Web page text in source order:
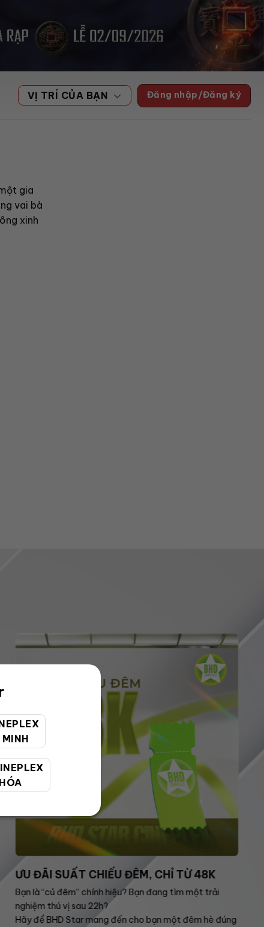
VỊ TRÍ CỦA BẠN Đăng nhập/Đăng ký
gia
vai bà
xinh
ƯU ĐÃI SUẤT CHIẾU ĐÊM, CHỈ TỪ 48K
Bạn là “cú đêm” chính hiệu? Bạn đang tìm một trải
nghiệm thú vị sau 22h?
Hãy để BHD Star mang đến cho bạn một đêm hè đúng